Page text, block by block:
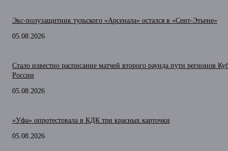
Экс-полузащитник тульского «Арсенала» остался в «Сент-Этьене»
05.08.2026
Стало известно расписание матчей второго раунда пути регионов
России
05.08.2026
«Уфа» опротестовала в КДК три красных карточки
05.08.2026